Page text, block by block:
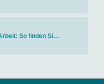
So finden Si…